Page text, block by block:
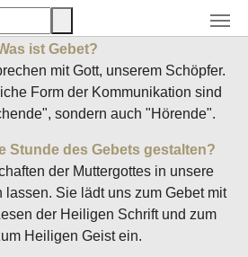
kommen zu lassen.
ist Gebet?
mit Gott, unserem Schöpfer.
Form der Kommunikation sind
sondern auch "Hörende".
Stunde des Gebets gestalten?
der Muttergottes in unsere
Sie lädt uns zum Gebet mit
der Heiligen Schrift und zum
Heiligen Geist ein.